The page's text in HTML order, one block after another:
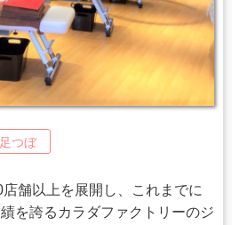
足つぼ
舗以上を展開し、これまでに
を誇るカラダファクトリーのジ